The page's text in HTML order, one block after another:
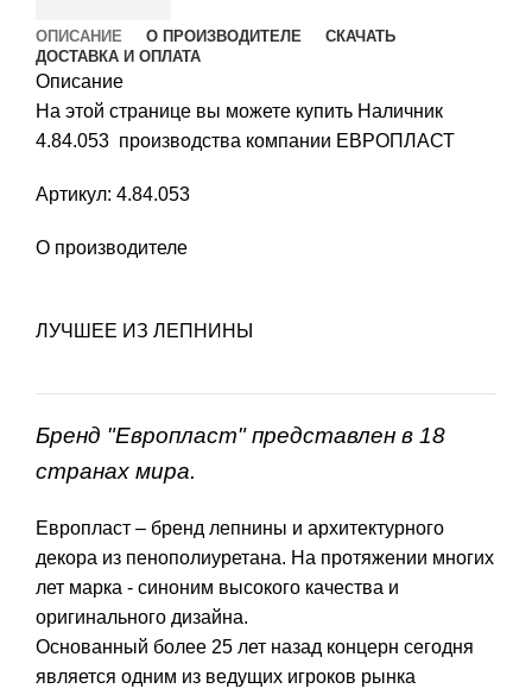
ОПИСАНИЕ О ПРОИЗВОДИТЕЛЕ
СКАЧАТЬ
ДОСТАВКА И ОПЛАТА
Описание
На этой странице вы можете купить Наличник
4.84.053 производства компании ЕВРОПЛАСТ
Артикул: 4.84.053
О производителе
ЛУЧШЕЕ ИЗ ЛЕПНИНЫ
Бренд "Европласт" представлен в 18
странах мира.
Европласт – бренд лепнины и архитектурного
декора из пенополиуретана. На протяжении многих
лет марка - синоним высокого качества и
оригинального дизайна.
Основанный более 25 лет назад концерн сегодня
является одним из ведущих игроков рынка